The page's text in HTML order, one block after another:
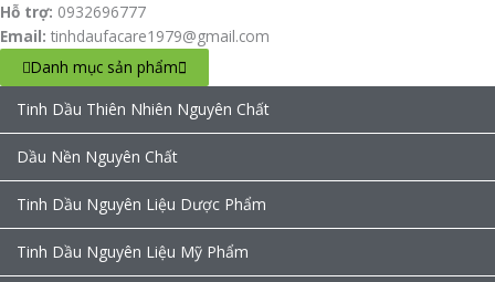
Hỗ trợ: 0932696777
Email: tinhdaufacare1979@gmail.com
Danh mục sản phẩm
Tinh Dầu Thiên Nhiên Nguyên Chất
Dầu Nền Nguyên Chất
Tinh Dầu Nguyên Liệu Dược Phẩm
Tinh Dầu Nguyên Liệu Mỹ Phẩm